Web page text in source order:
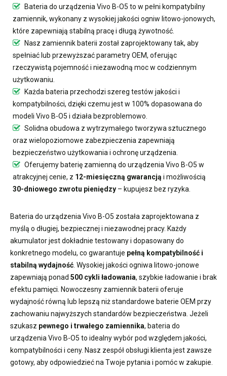
Bateria do urządzenia Vivo B-O5 to w pełni kompatybilny
zamiennik, wykonany z wysokiej jakości ogniw litowo-jonowych,
które zapewniają stabilną pracę i długą żywotność.
Nasz zamiennik baterii został zaprojektowany tak, aby
spełniać lub przewyższać parametry OEM, oferując
rzeczywistą pojemność i niezawodną moc w codziennym
użytkowaniu.
Każda bateria przechodzi szereg testów jakości i
kompatybilności, dzięki czemu jest w 100% dopasowana do
modeli Vivo B-O5 i działa bezproblemowo.
Solidna obudowa z wytrzymałego tworzywa sztucznego
oraz wielopoziomowe zabezpieczenia zapewniają
bezpieczeństwo użytkowania i ochronę urządzenia.
Oferujemybaterię zamienną do urządzenia Vivo B-O5 w
atrakcyjnej cenie, z 12-miesięczną gwarancją i możliwością
30-dniowego zwrotu pieniędzy – kupujesz bez ryzyka.
Bateria do urządzenia Vivo B-O5 została zaprojektowana z
myślą o długiej, bezpiecznej i niezawodnej pracy. Każdy
akumulator jest dokładnie testowany i dopasowany do
konkretnego modelu, co gwarantuje pełną kompatybilność i
stabilną wydajność . Wysokiej jakości ogniwa litowo-jonowe
zapewniają ponad 500 cykli ładowania, szybkie ładowanie i brak
efektu pamięci. Nowoczesny zamiennik baterii oferuje
wydajność równą lub lepszą niż standardowe baterie OEM przy
zachowaniu najwyższych standardów bezpieczeństwa. Jeżeli
szukasz pewnego i trwałego zamiennika, bateria do
urządzenia Vivo B-O5 to idealny wybór pod względem jakości,
kompatybilności i ceny. Nasz zespół obsługi klienta jest zawsze
gotowy, aby odpowiedzieć na Twoje pytania i pomóc w zakupie.